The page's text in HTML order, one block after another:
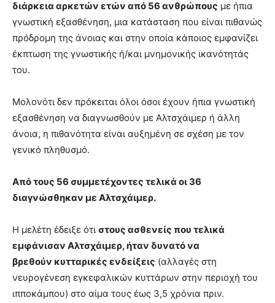
διάρκεια αρκετών ετών από 56 ανθρώπους με ήπια
γνωστική εξασθένηση, μια κατάσταση που είναι πιθανώς
πρόδρομη της άνοιας και στην οποία κάποιος εμφανίζει
έκπτωση της γνωστικής ή/και μνημονικής ικανότητάς
του.
Μολονότι δεν πρόκειται όλοι όσοι έχουν ήπια γνωστική
εξασθένηση να διαγνωσθούν με Αλτσχάιμερ ή άλλη
άνοια, η πιθανότητα είναι αυξημένη σε σχέση με τον
γενικό πληθυσμό.
Από τους 56 συμμετέχοντες τελικά οι 36
διαγνώσθηκαν με Αλτσχάιμερ.
Η μελέτη έδειξε ότι στους ασθενείς που τελικά
εμφάνισαν Αλτσχάιμερ, ήταν δυνατό να
βρεθούν κυτταρικές ενδείξεις (αλλαγές στη
νευρογένεση εγκεφαλικών κυττάρων στην περιοχή του
ιπποκάμπου) στο αίμα τους έως 3,5 χρόνια πριν.